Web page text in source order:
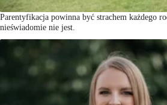
Parentyfikacja powinna być strachem każdego
nieświadomie nie jest.